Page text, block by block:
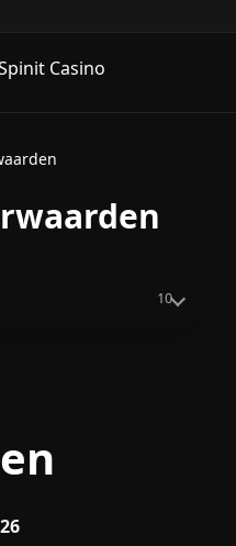
10